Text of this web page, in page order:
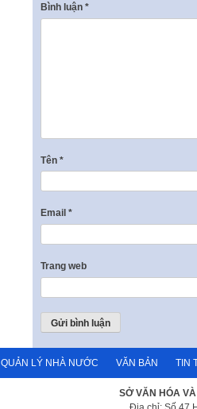
Bình luận *
Tên *
Email *
Trang web
QUẢN LÝ NHÀ NƯỚC VĂN BẢN TIN
SỞ VĂN HÓA